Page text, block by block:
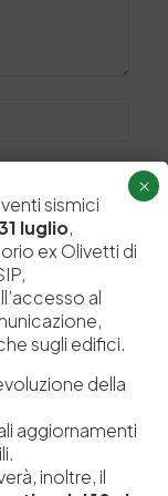
browser per la
sismici
luglio,
ex Olivetti di
al
sugli edifici.
della
aggiornamenti
inoltre, il
×